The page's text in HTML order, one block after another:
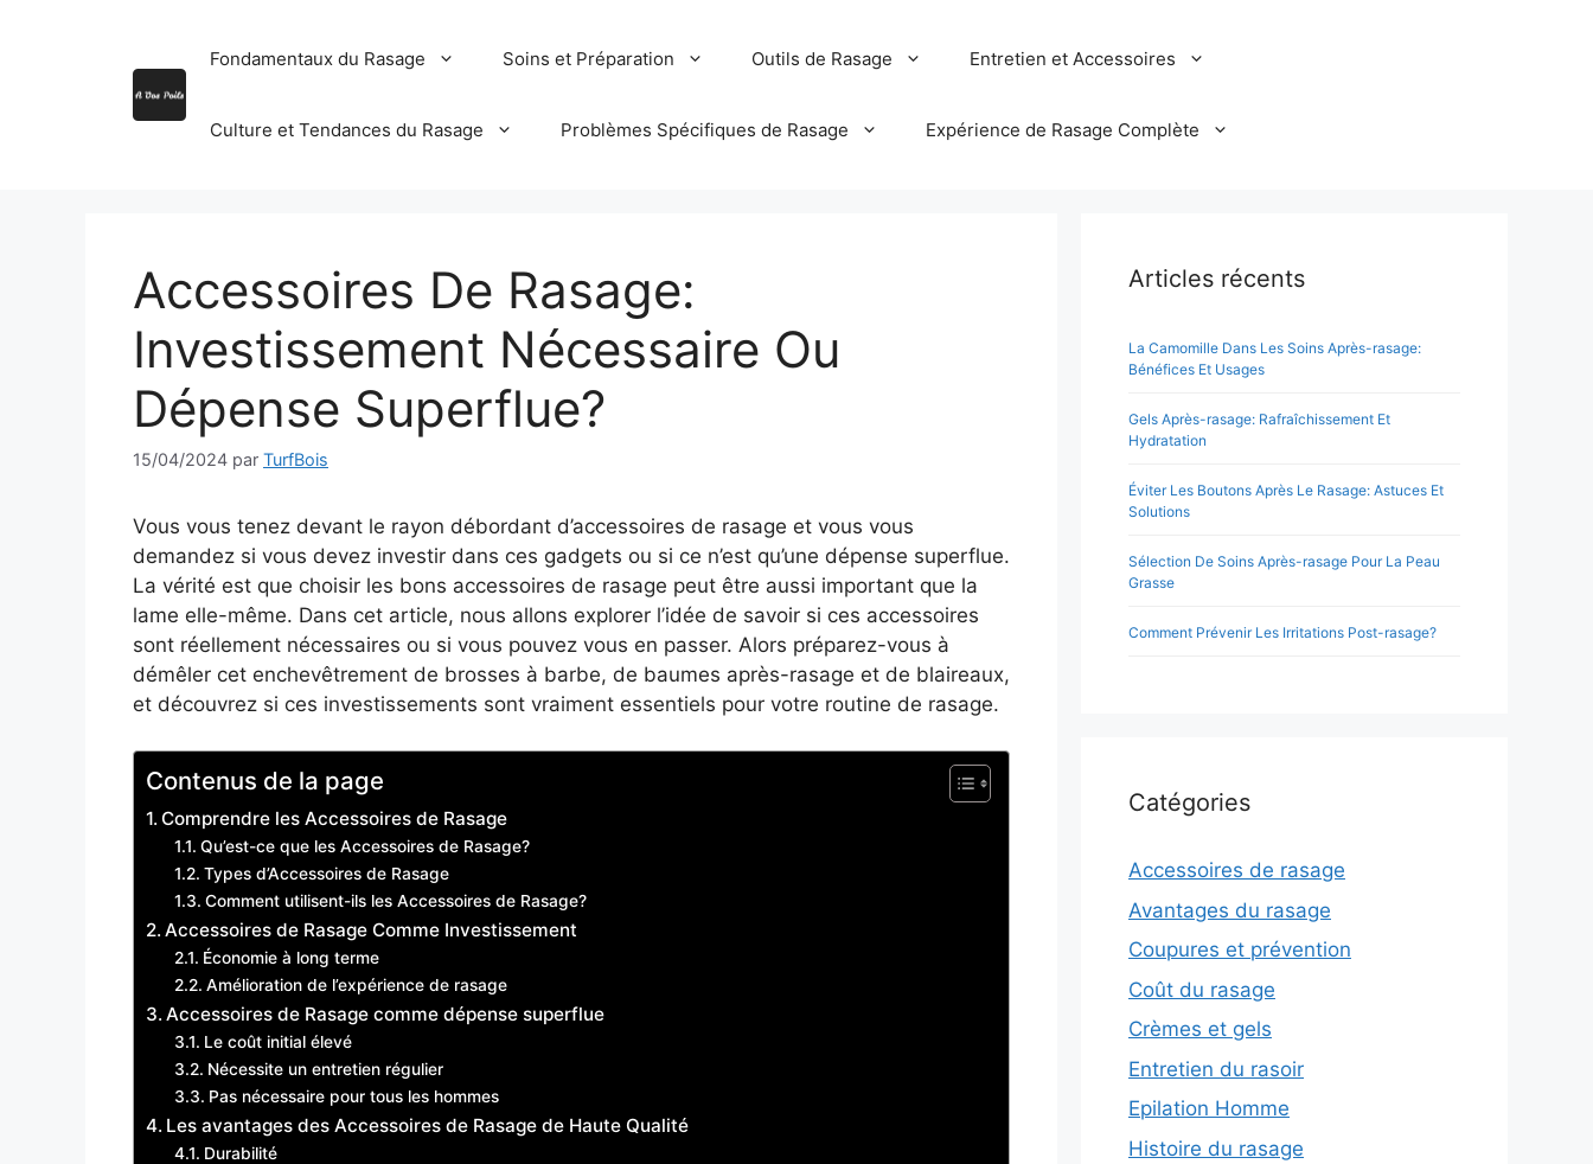
Fondamentaux du Rasage Soins et Préparation Outils de Rasage Entretien et Accessoires
Culture et Tendances du Rasage Problèmes Spécifiques de Rasage Expérience de Rasage Complète
Accessoires De Rasage:
Investissement Nécessaire Ou
Dépense Superflue?
15/04/2024 par TurfBois
Vous vous tenez devant le rayon débordant d’accessoires de rasage et vous vous
demandez si vous devez investir dans ces gadgets ou si ce n’est qu’une dépense superflue.
La vérité est que choisir les bons accessoires de rasage peut être aussi important que la
lame elle-même. Dans cet article, nous allons explorer l’idée de savoir si ces accessoires
sont réellement nécessaires ou si vous pouvez vous en passer. Alors préparez-vous à
démêler cet enchevêtrement de brosses à barbe, de baumes après-rasage et de blaireaux,
et découvrez si ces investissements sont vraiment essentiels pour votre routine de rasage.
Contenus de la page
Comprendre les Accessoires de Rasage
Qu’est-ce que les Accessoires de Rasage?
Types d’Accessoires de Rasage
Comment utilisent-ils les Accessoires de Rasage?
Accessoires de Rasage Comme Investissement
Économie à long terme
Amélioration de l’expérience de rasage
Accessoires de Rasage comme dépense superflue
Le coût initial élevé
Nécessite un entretien régulier
Pas nécessaire pour tous les hommes
Les avantages des Accessoires de Rasage de Haute Qualité
Durabilité
Articles récents
La Camomille Dans Les Soins Après-rasage:
Bénéfices Et Usages
Gels Après-rasage: Rafraîchissement Et
Hydratation
Éviter Les Boutons Après Le Rasage: Astuces Et
Solutions
Sélection De Soins Après-rasage Pour La Peau
Grasse
Comment Prévenir Les Irritations Post-rasage?
Catégories
Accessoires de rasage
Avantages du rasage
Coupures et prévention
Coût du rasage
Crèmes et gels
Entretien du rasoir
Epilation Homme
Histoire du rasage